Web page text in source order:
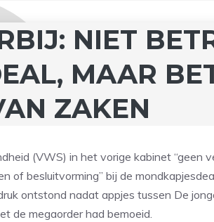
NIET
MAAR
ZAKEN
(VWS) in het vorige kabinet “geen
of besluitvorming” bij de
ontstond nadat appjes tussen De
de megaorder had bemoeid.